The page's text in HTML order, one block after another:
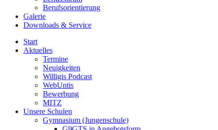
Berufsorientierung
Galerie
Downloads & Service
Start
Aktuelles
Termine
Neuigkeiten
Willigis Podcast
WebUntis
Bewerbung
MITZ
Unsere Schulen
Gymnasium (Jungenschule)